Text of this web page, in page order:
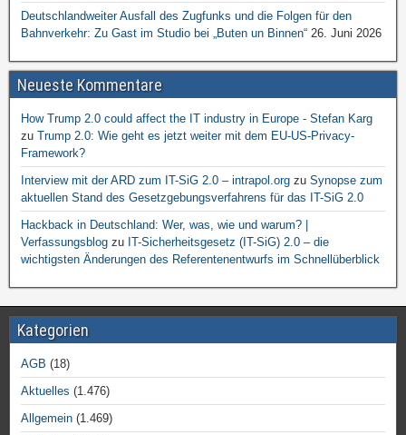
Deutschlandweiter Ausfall des Zugfunks und die Folgen für den
Bahnverkehr: Zu Gast im Studio bei „Buten un Binnen“ 26. Juni 2026
Neueste Kommentare
How Trump 2.0 could affect the IT industry in Europe - Stefan Karg
zu Trump 2.0: Wie geht es jetzt weiter mit dem EU-US-Privacy-
Framework?
Interview mit der ARD zum IT-SiG 2.0 – intrapol.org zu Synopse zum
aktuellen Stand des Gesetzgebungsverfahrens für das IT-SiG 2.0
Hackback in Deutschland: Wer, was, wie und warum? |
Verfassungsblog zu IT-Sicherheitsgesetz (IT-SiG) 2.0 – die
wichtigsten Änderungen des Referentenentwurfs im Schnellüberblick
Kategorien
AGB (18)
Aktuelles (1.476)
Allgemein (1.469)